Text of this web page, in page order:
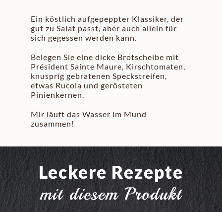
Ein köstlich aufgepeppter Klassiker, der
gut zu Salat passt, aber auch allein für
sich gegessen werden kann.
Belegen Sie eine dicke Brotscheibe mit
Président Sainte Maure, Kirschtomaten,
knusprig gebratenen Speckstreifen,
etwas Rucola und gerösteten
Pinienkernen.
Mir läuft das Wasser im Mund
zusammen!
Leckere Rezepte
mit diesem Produkt